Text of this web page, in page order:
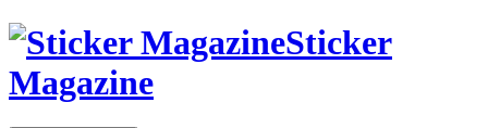
Sticker
Magazine